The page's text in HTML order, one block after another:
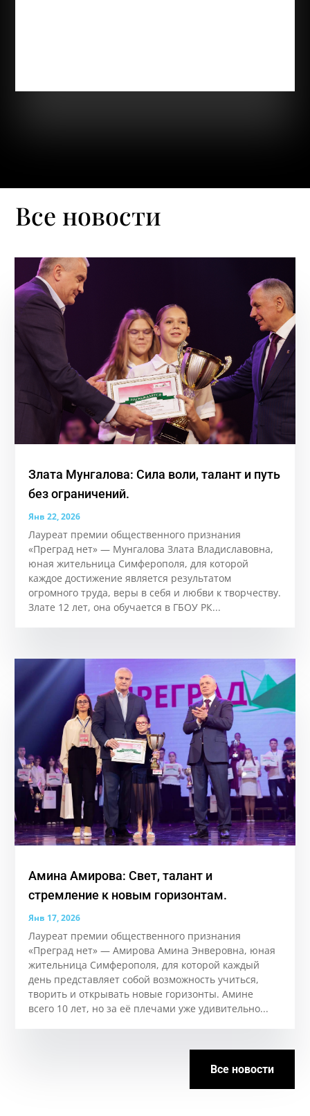
Все новости
Злата Мунгалова: Сила воли, талант и путь
без ограничений.
Янв 22, 2026
Лауреат премии общественного признания
«Преград нет» — Мунгалова Злата Владиславовна,
юная жительница Симферополя, для которой
каждое достижение является результатом
огромного труда, веры в себя и любви к творчеству.
Злате 12 лет, она обучается в ГБОУ РК...
Амина Амирова: Свет, талант и
стремление к новым горизонтам.
Янв 17, 2026
Лауреат премии общественного признания
«Преград нет» — Амирова Амина Энверовна, юная
жительница Симферополя, для которой каждый
день представляет собой возможность учиться,
творить и открывать новые горизонты. Аминe
всего 10 лет, но за её плечами уже удивительно...
Все новости